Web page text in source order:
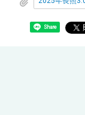
Share